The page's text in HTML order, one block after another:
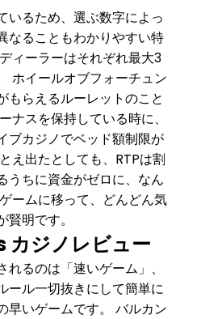
いるため、選ぶ数字によっ
なることもわかりやすい特
ィーラーはそれぞれ最大3
ホイールオブフォーチュン
もらえるルーレットのこと
ナスを保持している時に、
ブカジノでベッド額制限が
え出たとしても、RTPは割
うちに資金がゼロに、なん
ームに移って、どんどん気
明です。
ジノレビュー
るのは「速いゲーム」、
ール一切抜きにして簡単に
早いゲームです。 バルカン